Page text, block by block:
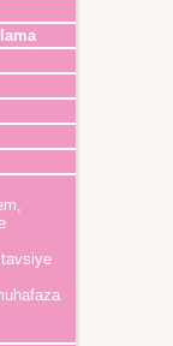
tavsiye